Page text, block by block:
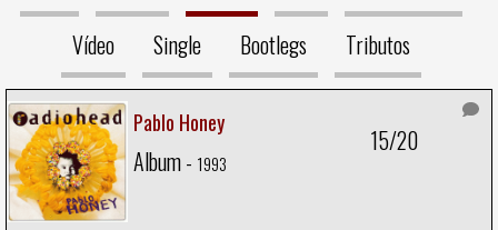
Vídeo
Single Bootlegs Tributos
Pablo Honey
Album - 1993
15/20